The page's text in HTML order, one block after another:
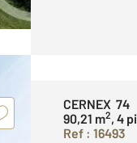
CERNEX 74
90,21 m2, 4
Ref : 16493